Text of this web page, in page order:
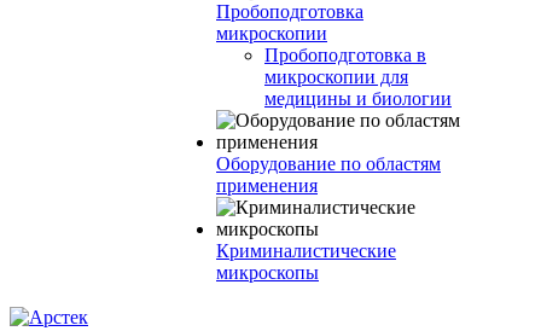
Пробоподготовка
микроскопии
Пробоподготовка в
микроскопии для
медицины и биологии
Оборудование по областям
применения
Криминалистические
микроскопы